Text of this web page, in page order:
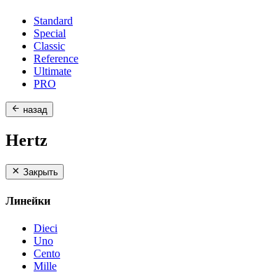
Standard
Special
Classic
Reference
Ultimate
PRO
назад
Hertz
Закрыть
Линейки
Dieci
Uno
Cento
Mille